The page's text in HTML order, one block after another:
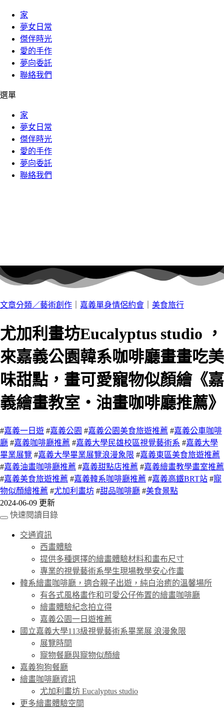
家
夢女日常
傑伴時光
愛的手作
夢向委託
聯絡我們
選單
家
夢女日常
傑伴時光
愛的手作
夢向委託
聯絡我們
文章分類／藝術創作 嘉義單身情侶約會 美食旅行
尤加利畫坊Eucalyptus studio ，
來嘉義公園韓系咖啡廳畫畫吃美
味甜點，畫可愛寵物似顏繪《嘉
義繪畫教室‧油畫咖啡廳推薦》
#嘉義一日遊 #嘉義公園 #嘉義公園美食旅遊推薦 #嘉義公車咖啡
廳 #嘉義咖啡廳推薦 #嘉義大學民雄校區視覺藝術系 #嘉義大學
畢業展覽 #嘉義大學畢業展覽浪漫象限 #嘉義東區美食旅遊推薦
#嘉義油畫咖啡廳推薦 #嘉義甜點店推薦 #嘉義繪畫教學畫室推薦
#嘉義美食旅遊推薦 #嘉義韓系咖啡廳推薦 #嘉義高鐵BRT站 #寵
物似顏繪推薦 #尤加利畫坊 #甜品咖啡廳 #美食景點
2024-06-09 更新
快速閱讀目錄
交通資訊
西畫體驗
提供多種選擇的繪畫體驗材料和畫布尺寸
專業的視覺藝術系學生現場教學安心作畫
韓系繪畫咖啡廳，適合親子出遊，純白治癒的溫馨場所
有各式風格畫作和可愛公仔佈置的繪畫咖啡廳
繪畫體驗紀念拍立得
嘉義公園一日遊推薦
國立嘉義大學113級視覺藝術系畢業展 浪漫象限
展覽時間
寵物餐廳與寵物似顏繪
嘉義狗狗餐廳
繪畫咖啡廳資訊
尤加利畫坊 Eucalyptus studio
更多繪畫體驗空間